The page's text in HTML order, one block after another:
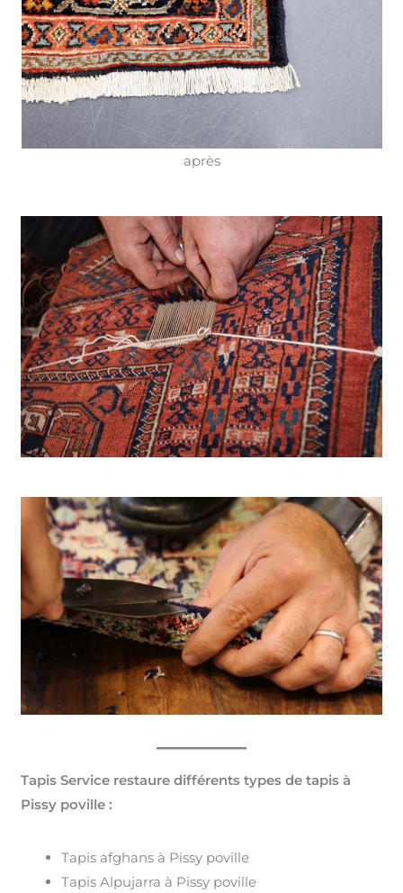
après
Tapis Service restaure différents types de tapis à
Pissy poville :
Tapis afghans à Pissy poville
Tapis Alpujarra à Pissy poville